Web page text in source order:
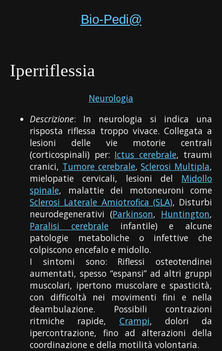
Bio-Pedi@
Iperriflessia
Neurologia
Descrizione: In neurologia si indica una
risposta riflessa troppo vivace. Collegata a
lesioni delle vie motorie centrali
(corticospinali) per: Ictus cerebrale, traumi
cranici, Tumore cerebrale,Sclerosi Multipla,
mielopatie cervicali, lesioni del Midollo
spinale, malattie dei motoneuroni come
Sclerosi Laterale Amiotrofica (SLA), Disturbi
neurodegenerativi (Parkinson, Huntington,
Paralisi cerebraleinfantile) e alcune
patologie metaboliche o infettive che
colpiscono encefalo e midollo.
I sintomi sono: Riflessi osteotendinei
aumentati, spesso “espansi” ad altri gruppi
muscolari, ipertono muscolare e spasticità,
con difficoltà nei movimenti fini e nella
deambulazione. Possibili contrazioni
ritmiche rapide, Crampi, dolori da
ipercontrazione, fino ad alterazioni della
coordinazione e della motilità volontaria.